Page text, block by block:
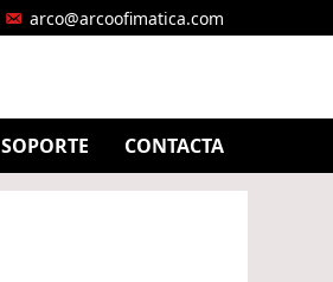
arco@arcoofimatica.com
SOPORTE CONTACTA